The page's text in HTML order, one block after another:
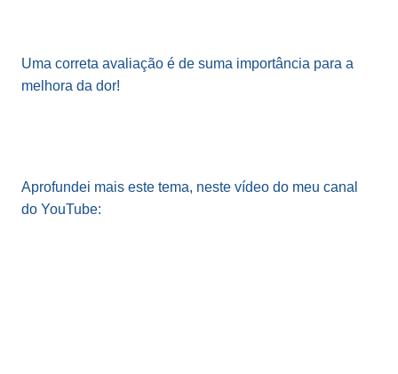
Uma correta avaliação é de suma importância para a
melhora da dor!
Aprofundei mais este tema, neste vídeo do meu canal
do YouTube: